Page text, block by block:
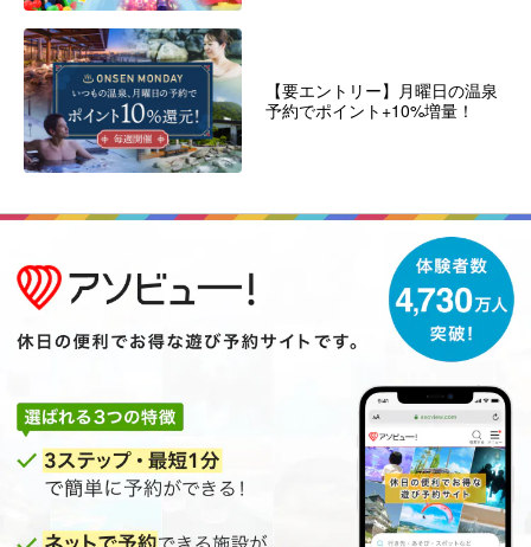
【要エントリー】月曜日の温泉
予約でポイント+10%増量！